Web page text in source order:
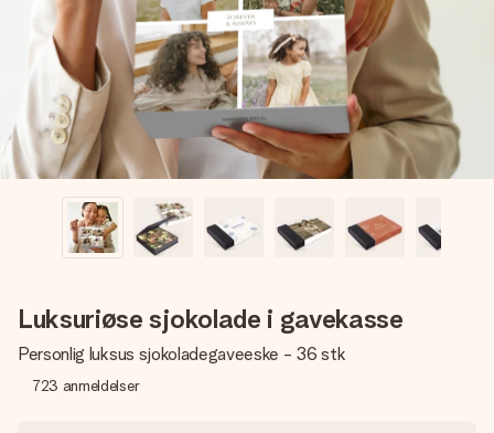
et bilde av dere eller en beskjed som virkelig berører
hjertet. Ikke noe tull, bare masse kjærlighet i øyeblikket.
Luksuriøse sjokolade i gavekasse
Personlig luksus sjokoladegaveeske - 36 stk
723 anmeldelser